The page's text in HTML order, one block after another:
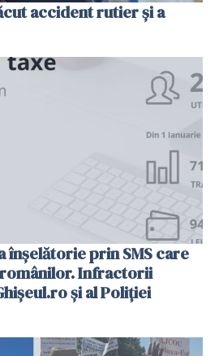
accident rutier și a
înșelătorie prin SMS care
Infractorii
și al Poliției